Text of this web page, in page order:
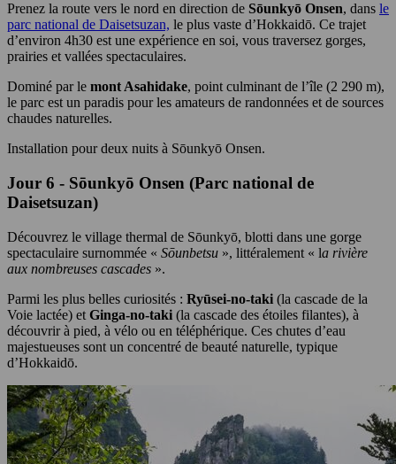
Prenez la route vers le nord en direction de Sōunkyō Onsen, dans le
parc national de Daisetsuzan, le plus vaste d’Hokkaidō. Ce trajet
d’environ 4h30 est une expérience en soi, vous traversez gorges,
prairies et vallées spectaculaires.
Dominé par le mont Asahidake, point culminant de l’île (2 290 m),
le parc est un paradis pour les amateurs de randonnées et de sources
chaudes naturelles.
Installation pour deux nuits à Sōunkyō Onsen.
Jour 6 - Sōunkyō Onsen (Parc national de
Daisetsuzan)
Découvrez le village thermal de Sōunkyō, blotti dans une gorge
spectaculaire surnommée « Sōunbetsu », littéralement « la rivière
aux nombreuses cascades ».
Parmi les plus belles curiosités : Ryūsei-no-taki (la cascade de la
Voie lactée) et Ginga-no-taki (la cascade des étoiles filantes), à
découvrir à pied, à vélo ou en téléphérique. Ces chutes d’eau
majestueuses sont un concentré de beauté naturelle, typique
d’Hokkaidō.